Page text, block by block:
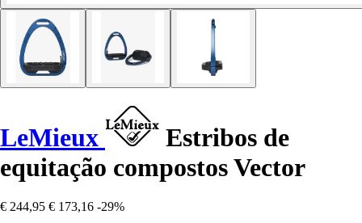
LeMieux
Estribos de
equitação compostos Vector
€ 244,95 € 173,16 -29%